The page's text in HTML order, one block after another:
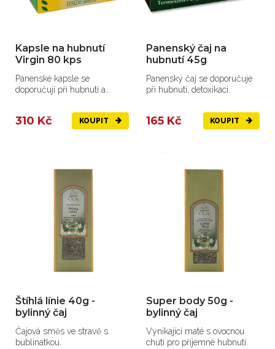
Kapsle na hubnutí
Virgin 80 kps
Panenské kapsle se
doporučují při hubnutí a
310 Kč KOUPIT
Panenský čaj na
hubnutí 45g
Panenský čaj se doporučuje
při hubnutí, detoxikaci.
165 Kč KOUPIT
Štíhlá línie 40g -
bylinný čaj
Čajová směs ve stravě s
bublinatkou.
Super body 50g -
bylinný čaj
Vynikající maté s ovocnou
chutí pro příjemné hubnutí.